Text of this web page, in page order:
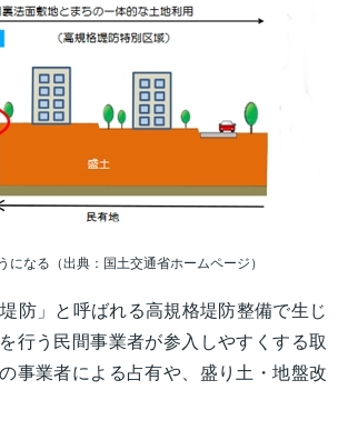
なる（出典：国土交通省ホームページ）
防」と呼ばれる高規格堤防整備で生じ
行う民間事業者が参入しやすくする取
事業者による占有や、盛り土・地盤改